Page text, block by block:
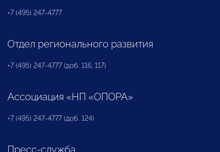
+7 (495) 247-4777
Отдел регионального развития
+7 (495) 247-4777 (доб. 116, 117)
Ассоциация «НП «ОПОРА»
+7 (495) 247-4777 (доб. 124)